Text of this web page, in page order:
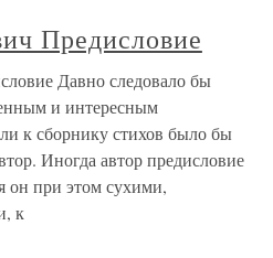
Предисловие
Давно следовало бы
и интересным
к сборнику стихов было бы
Иногда автор предисловие
он при этом сухими,
к